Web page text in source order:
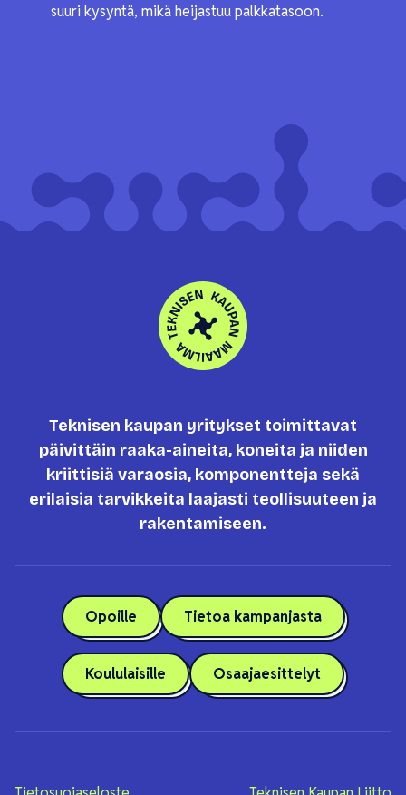
suuri kysyntä, mikä heijastuu palkkatasoon.
Teknisen kaupan yritykset toimittavat
päivittäin raaka-aineita, koneita ja niiden
kriittisiä varaosia, komponentteja sekä
erilaisia tarvikkeita laajasti teollisuuteen ja
rakentamiseen.
Opoille Tietoa kampanjasta
Koululaisille Osaajaesittelyt